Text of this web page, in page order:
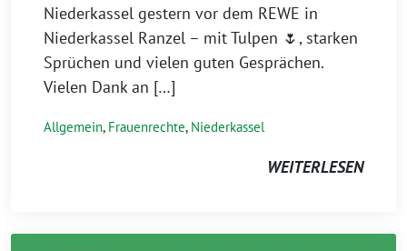
Niederkassel gestern vor dem REWE in
Niederkassel Ranzel – mit Tulpen 🌷, starken
Sprüchen und vielen guten Gesprächen.
Vielen Dank an […]
Allgemein, Frauenrechte, Niederkassel
WEITERLESEN